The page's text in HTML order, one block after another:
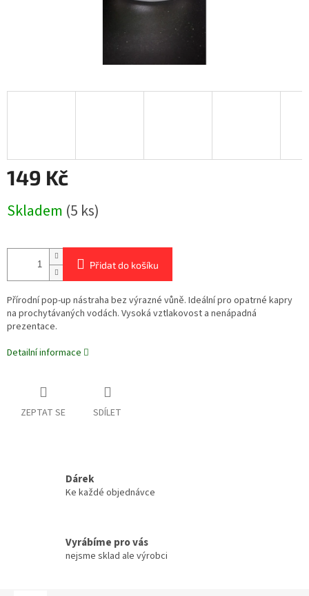
149 Kč
cena:
Skladem (5 ks)
Přidat do košíku
Přírodní pop-up nástraha bez výrazné vůně. Ideální pro opatrné kapry
na prochytávaných vodách. Vysoká vztlakovost a nenápadná
prezentace.
Detailní informace
ZEPTAT SE SDÍLET
Dárek
Ke každé objednávce
Vyrábíme pro vás
nejsme sklad ale výrobci